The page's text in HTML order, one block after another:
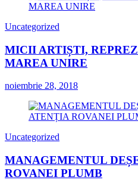
Uncategorized
MICII ARTIȘTI,
MAREA UNIRE
noiembrie 28, 2018
Uncategorized
MANAGEMENTUL
ROVANEI PLUMB